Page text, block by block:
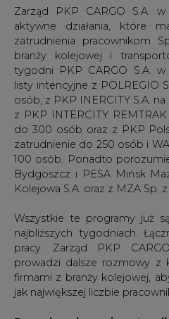
Zarząd PKP CARGO S.A.
aktywne działania, które
zatrudnienia pracownikom
branży kolejowej i
tygodni PKP CARGO S.A. w
listy intencyjne z POLREGIO
osób, z PKP INERCITY S.A.
z PKP INTERCITY
do 300 osób oraz z PKP
zatrudnienie do 250 osób i
100 osób. Ponadto
Bydgoszcz i PESA Mińsk
Kolejowa S.A. oraz z MZA Sp. z
Wszystkie te programy już
najbliższych tygodniach.
pracy. Zarząd PKP
prowadzi dalsze rozmowy z
firmami z branży kolejowej,
jak największej liczbie